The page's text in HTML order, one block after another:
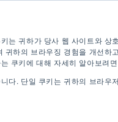
는 귀하가 당사 웹 사이트와
하의 브라우징 경험을 개선
쿠키에 대해 자세히 알아보려
다. 단일 쿠키는 귀하의 브라